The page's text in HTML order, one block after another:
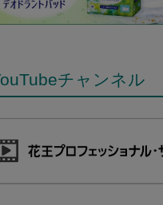
チャンネル